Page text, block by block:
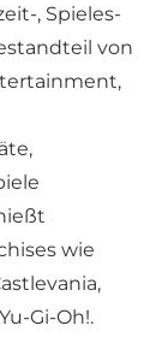
, Spieles-
von
wie
Gi-Oh!.